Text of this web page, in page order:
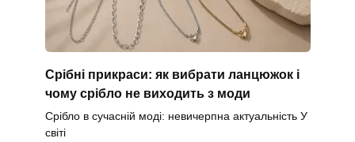
Срібні прикраси: як вибрати ланцюжок і
чому срібло не виходить з моди
Срібло в сучасній моді: невичерпна актуальність У
світі